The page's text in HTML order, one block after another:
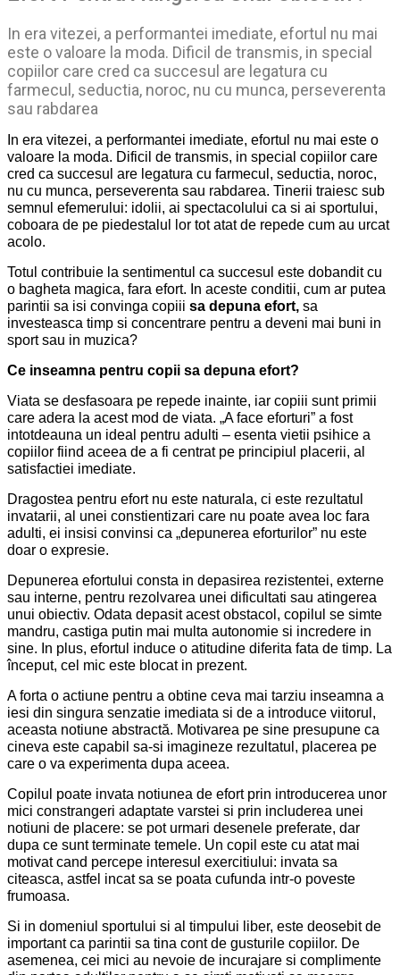
In era vitezei, a performantei imediate, efortul nu mai
este o valoare la moda. Dificil de transmis, in special
copiilor care cred ca succesul are legatura cu
farmecul, seductia, noroc, nu cu munca, perseverenta
sau rabdarea
In era vitezei, a performantei imediate, efortul nu mai este o
valoare la moda. Dificil de transmis, in special copiilor care
cred ca succesul are legatura cu farmecul, seductia, noroc,
nu cu munca, perseverenta sau rabdarea. Tinerii traiesc sub
semnul efemerului: idolii, ai spectacolului ca si ai sportului,
coboara de pe piedestalul lor tot atat de repede cum au urcat
acolo.
Totul contribuie la sentimentul ca succesul este dobandit cu
o bagheta magica, fara efort. In aceste conditii, cum ar putea
parintii sa isi convinga copiii sa depuna efort, sa
investeasca timp si concentrare pentru a deveni mai buni in
sport sau in muzica?
Ce inseamna pentru copii sa depuna efort?
Viata se desfasoara pe repede inainte, iar copiii sunt primii
care adera la acest mod de viata. „A face eforturi” a fost
intotdeauna un ideal pentru adulti – esenta vietii psihice a
copiilor fiind aceea de a fi centrat pe principiul placerii, al
satisfactiei imediate.
Dragostea pentru efort nu este naturala, ci este rezultatul
invatarii, al unei constientizari care nu poate avea loc fara
adulti, ei insisi convinsi ca „depunerea eforturilor” nu este
doar o expresie.
Depunerea efortului consta in depasirea rezistentei, externe
sau interne, pentru rezolvarea unei dificultati sau atingerea
unui obiectiv. Odata depasit acest obstacol, copilul se simte
mandru, castiga putin mai multa autonomie si incredere in
sine. In plus, efortul induce o atitudine diferita fata de timp. La
început, cel mic este blocat in prezent.
A forta o actiune pentru a obtine ceva mai tarziu inseamna a
iesi din singura senzatie imediata si de a introduce viitorul,
aceasta notiune abstractă. Motivarea pe sine presupune ca
cineva este capabil sa-si imagineze rezultatul, placerea pe
care o va experimenta dupa aceea.
Copilul poate invata notiunea de efort prin introducerea unor
mici constrangeri adaptate varstei si prin includerea unei
notiuni de placere: se pot urmari desenele preferate, dar
dupa ce sunt terminate temele. Un copil este cu atat mai
motivat cand percepe interesul exercitiului: invata sa
citeasca, astfel incat sa se poata cufunda intr-o poveste
frumoasa.
Si in domeniul sportului si al timpului liber, este deosebit de
important ca parintii sa tina cont de gusturile copiilor. De
asemenea, cei mici au nevoie de incurajare si complimente